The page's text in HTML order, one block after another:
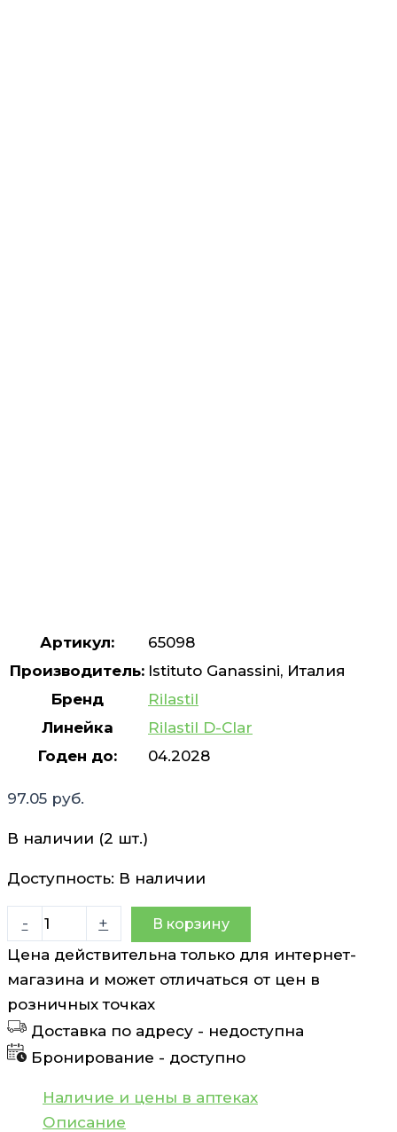
Артикул:
65098
Производитель: Istituto Ganassini, Италия
Бренд
Rilastil
Линейка
Rilastil D-Clar
Годен до:
04.2028
97.05 руб.
В наличии (2 шт.)
Доступность: В наличии
-
Количество
товара
Концентрированный
Rilastil
D-
Clar
+ В корзину
Цена действительна только для интернет-
магазина и может отличаться от цен в
розничных точках
Доставка по адресу - недоступна
Бронирование - доступно
Наличие и цены в аптеках
Описание